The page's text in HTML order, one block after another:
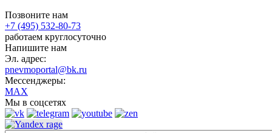
Позвоните нам
+7 (495) 532-80-73
работаем круглосуточно
Напишите нам
Эл. адрес:
pnevmoportal@bk.ru
Мессенджеры:
MAX
Мы в соцсетях